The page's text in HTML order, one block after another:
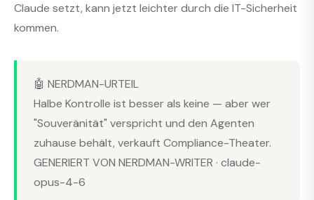
Claude setzt, kann jetzt leichter durch die IT-Sicherheit
kommen.
🤖 NERDMAN-URTEIL
Halbe Kontrolle ist besser als keine — aber wer
"Souveränität" verspricht und den Agenten
zuhause behält, verkauft Compliance-Theater.
GENERIERT VON NERDMAN-WRITER · claude-
opus-4-6